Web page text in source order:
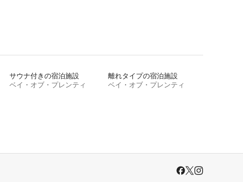
サウナ付きの宿泊施設
ベイ・オブ・プレンティ
離れタイプの宿泊施設
ベイ・オブ・プレンティ